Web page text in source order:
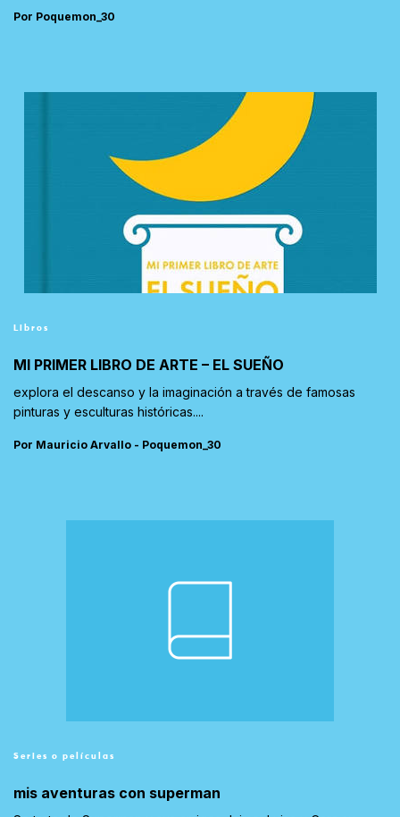
Por Poquemon_30
Libros
MI PRIMER LIBRO DE ARTE – EL SUEÑO
explora el descanso y la imaginación a través de famosas
pinturas y esculturas históricas....
Por Mauricio Arvallo - Poquemon_30
Series o películas
mis aventuras con superman